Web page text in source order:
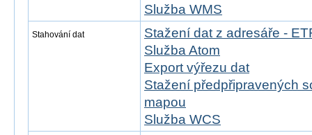
Služba WMS
Stahování dat
Stažení dat z adresáře -
Služba Atom
Export výřezu dat
Stažení předpřipravených
mapou
Služba WCS